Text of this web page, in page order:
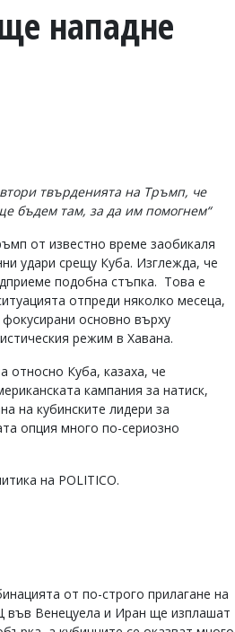
нападне
твърденията на Тръмп, че
бъдем там, за да им помогнем“
от известно време заобикаля
удари срещу Куба. Изглежда, че
подобна стъпка. Това е
отпреди няколко месеца,
основно върху
режим в Хавана.
относно Куба, казаха, че
кампания за натиск,
на кубинските лидери за
опция много по-сериозно
на POLITICO.
от по-строго прилагане на
във Венецуела и Иран ще изплашат